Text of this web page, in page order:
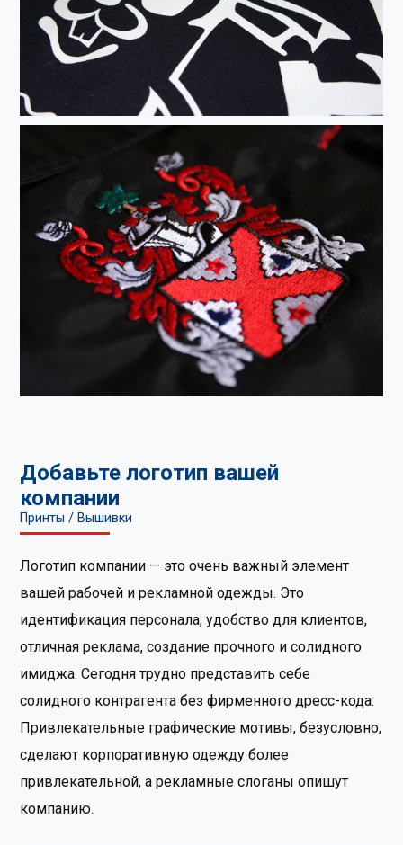
Добавьте логотип вашей
компании
Принты / Вышивки
Логотип компании — это очень важный элемент
вашей рабочей и рекламной одежды. Это
идентификация персонала, удобство для клиентов,
отличная реклама, создание прочного и солидного
имиджа. Сегодня трудно представить себе
солидного контрагента без фирменного дресс-кода.
Привлекательные графические мотивы, безусловно,
сделают корпоративную одежду более
привлекательной, а рекламные слоганы опишут
компанию.